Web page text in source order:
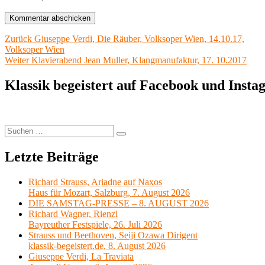
Beitragsnavigation
Zurück Vorheriger
Beitrag:
Giuseppe Verdi, Die Räuber, Volksoper Wien, 14.10.17,
Volksoper Wien
Weiter Nächster
Klavierabend Jean Muller, Klangmanufaktur, 17. 10.2017
Klassik begeistert auf Facebook und
Suchen
nach:
Suchen
Letzte Beiträge
Richard Strauss, Ariadne auf Naxos
Haus für Mozart, Salzburg, 7. August 2026
DIE SAMSTAG-PRESSE – 8. AUGUST 2026
Richard Wagner, Rienzi
Bayreuther Festspiele, 26. Juli 2026
Strauss und Beethoven, Seiji Ozawa Dirigent
klassik-begeistert.de, 8. August 2026
Giuseppe Verdi, La Traviata